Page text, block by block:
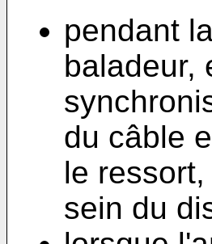
pendant
baladeur,
du câble
le
sein du